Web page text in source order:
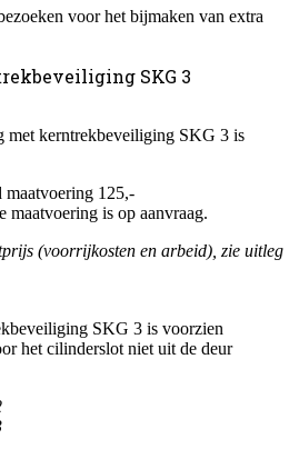
voor het bijmaken van extra
SKG 3
met kerntrekbeveiliging SKG 3 is
maatvoering 125,-
is op aanvraag.
(voorrijkosten en arbeid), zie uitleg
SKG 3 is voorzien
het cilinderslot niet uit de deur